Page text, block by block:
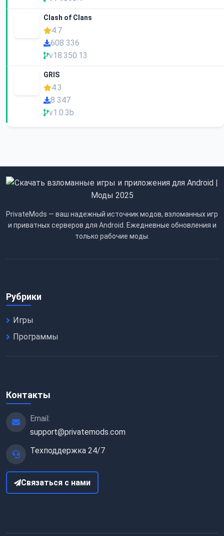
Clash of Clans
4.7
608 336
v18.350.13
GRIS
4.3
8 347
v1.0.3b
PrivateMods — ваш надежный источник модов, взломанных игр
и приватных серверов для Android. Ежедневные обновления и
только рабочие моды.
Рубрики
Игры
Программы
Контакты
Email:
support@privatemods.com
Техподдержка 24/7
Связаться с нами